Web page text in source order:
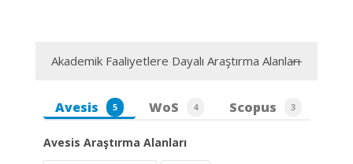
Akademik Faaliyetlere Dayalı Araştırma Alanları
Avesis 5 WoS 4 Scopus 3
Avesis Araştırma Alanları